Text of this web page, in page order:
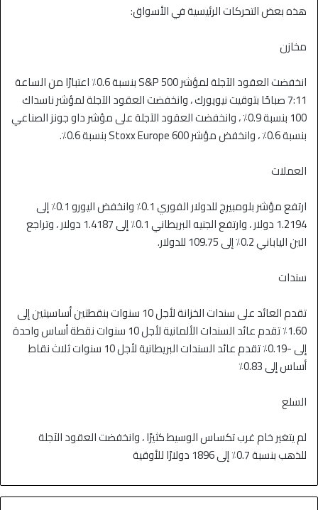
هذه بعض التحركات الرئيسية في الأسواق:
مخازن
انخفضت العقود الآجلة لمؤشر S&P 500 بنسبة 0.6٪ اعتبارًا من الساعة
7:11 صباحًا بتوقيت نيويورك ، وانخفضت العقود الآجلة لمؤشر ناسداك
100 بنسبة 0.9٪ ، وانخفضت العقود الآجلة على مؤشر داو جونز الصناعي
بنسبة 0.6٪ ، وانخفض مؤشر Stoxx Europe 600 بنسبة 0.6٪.
العملات
ارتفع مؤشر بلومبيرج للدولار الفوري 0.1٪ وانخفض اليورو 0.1٪ إلى
1.2194 دولار ، وارتفع الجنيه البريطاني 0.1٪ إلى 1.4187 دولار ، وتراجع
الين الياباني 0.2٪ إلى 109.75 للدولار.
سندات
تقدم العائد على سندات الخزانة لأجل 10 سنوات بنقطتين أساسيتين إلى
1.60٪ تقدم عائد السندات الألمانية لأجل 10 سنوات نقطة أساس واحدة
إلى -0.19٪ تقدم عائد السندات البريطانية لأجل 10 سنوات ثلاث نقاط
أساس إلى 0.83٪
السلع
لم يتغير خام غرب تكساس الوسيط كثيرًا ، وانخفضت العقود الآجلة
للذهب بنسبة 0.7٪ إلى 1896 دولارًا للأوقية